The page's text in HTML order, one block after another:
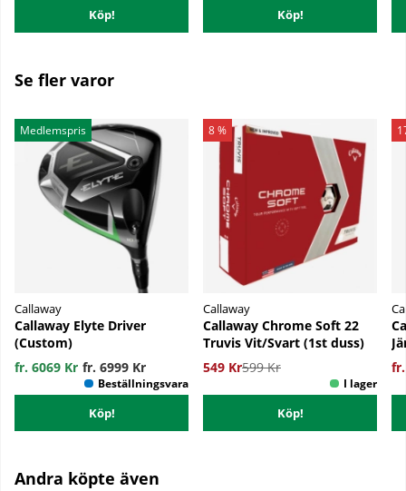
Köp! Köp!
Se fler varor
Medlemspris
Callaway
Callaway Elyte Driver
(Custom)
fr. 6069 Kr fr. 6999 Kr
Köp!
8 %
Callaway
Callaway Chrome Soft 22
Truvis Vit/Svart (1st duss)
549 Kr599 Kr
Köp!
Andra köpte även